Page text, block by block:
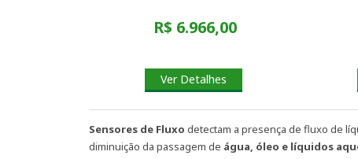
R$ 6.966,00
Ver Detalhes
Sensores de Fluxo detectam a presença de fluxo de
diminuição da passagem de água, óleo e líquidos